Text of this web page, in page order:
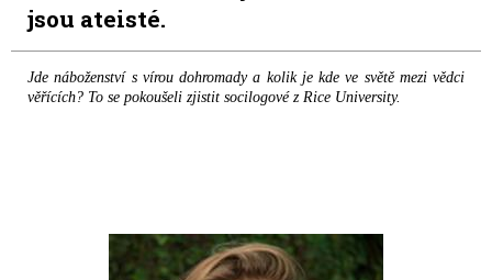
jsou ateisté.
Jde náboženství s vírou dohromady a kolik je kde ve světě mezi vědci
věřících? To se pokoušeli zjistit socilogové z Rice University.